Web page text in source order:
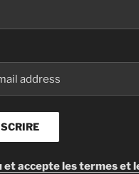
et accepte les termes et